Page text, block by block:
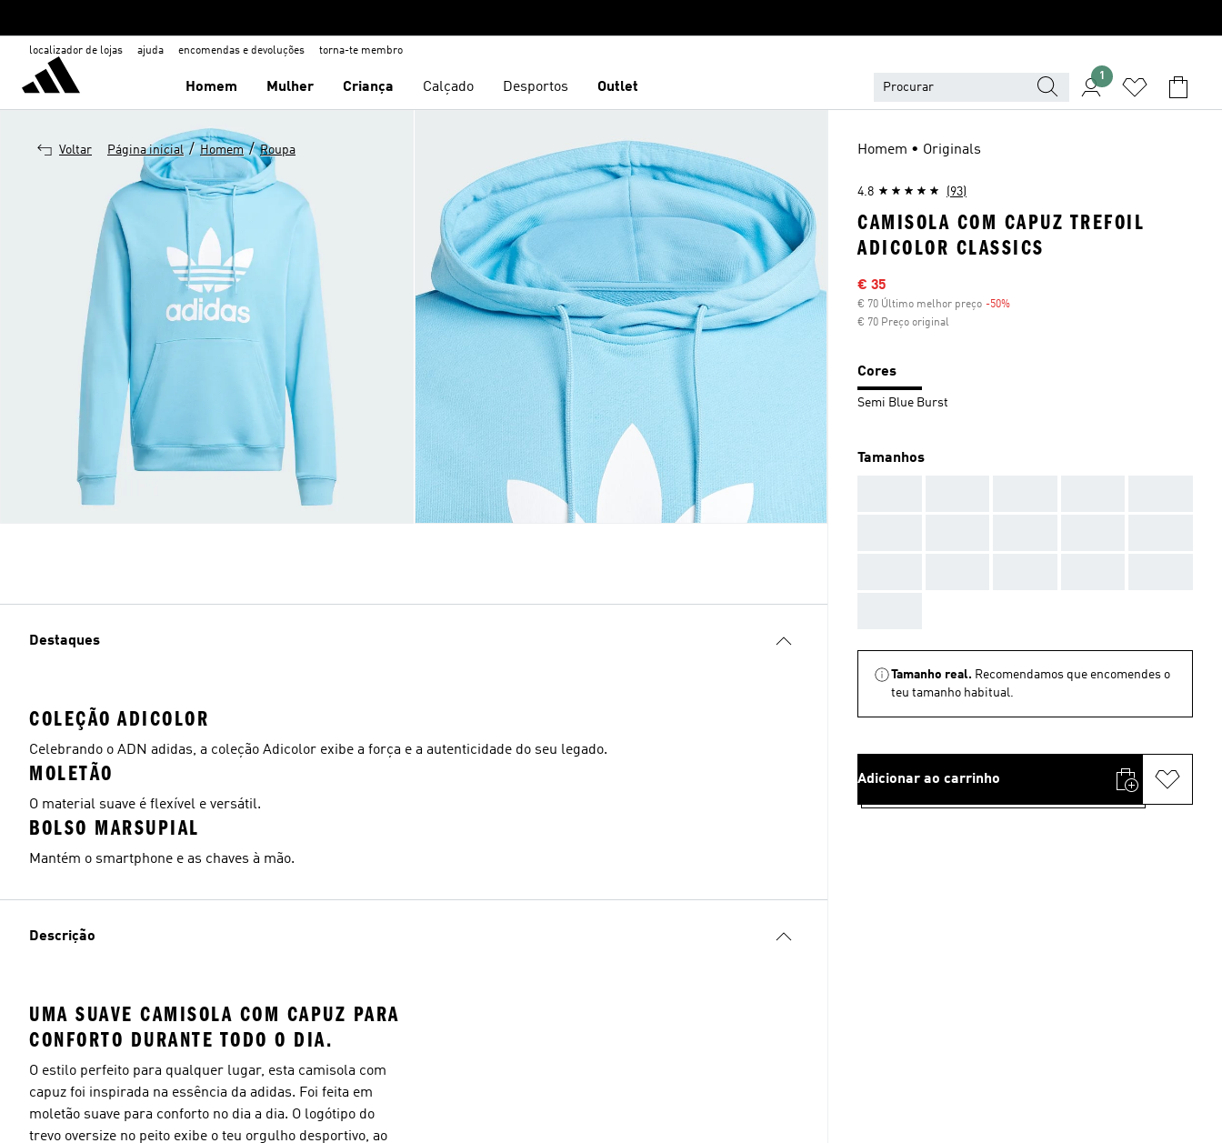
localizador de lojas ajuda encomendas e devoluções torna-te membro
Homem Mulher Criança Calçado Desportos Outlet
1
Voltar Página inicial / Homem / Roupa
Destaques
COLEÇÃO ADICOLOR
Celebrando o ADN adidas, a coleção Adicolor exibe a força e a autenticidade do seu legado.
MOLETÃO
O material suave é flexível e versátil.
BOLSO MARSUPIAL
Mantém o smartphone e as chaves à mão.
Descrição
UMA SUAVE CAMISOLA COM CAPUZ PARA
CONFORTO DURANTE TODO O DIA.
O estilo perfeito para qualquer lugar, esta camisola com
capuz foi inspirada na essência da adidas. Foi feita em
moletão suave para conforto no dia a dia. O logótipo do
trevo oversize no peito exibe o teu orgulho desportivo, ao
Homem • Originals
4.8 (93)
CAMISOLA COM CAPUZ TREFOIL
ADICOLOR CLASSICS
Preço com desconto
€ 35
€ 70 Último melhor preço -50%
€ 70 Preço original
Cores
Semi Blue Burst
Tamanhos
Tamanho real. Recomendamos que encomendes o
teu tamanho habitual.
Adicionar ao carrinho